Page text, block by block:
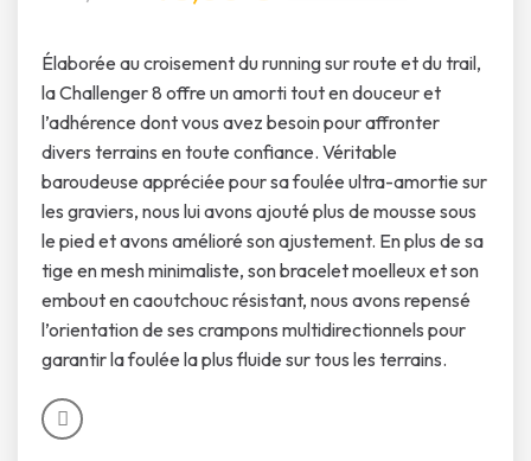
Élaborée au croisement du running sur route et du trail,
la Challenger 8 offre un amorti tout en douceur et
l’adhérence dont vous avez besoin pour affronter
divers terrains en toute confiance. Véritable
baroudeuse appréciée pour sa foulée ultra-amortie sur
les graviers, nous lui avons ajouté plus de mousse sous
le pied et avons amélioré son ajustement. En plus de sa
tige en mesh minimaliste, son bracelet moelleux et son
embout en caoutchouc résistant, nous avons repensé
l’orientation de ses crampons multidirectionnels pour
garantir la foulée la plus fluide sur tous les terrains.